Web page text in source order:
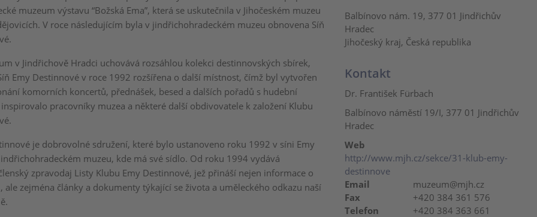
muzeum výstavu “Božská Ema”, která se uskutečnila v Jihočeském muzeu
V roce následujícím byla v jindřichohradeckém muzeu obnovena Síň
v Jindřichově Hradci uchovává rozsáhlou kolekci destinnovských sbírek,
Emy Destinnové v roce 1992 rozšířena o další místnost, čímž byl vytvořen
komorních koncertů, přednášek, besed a dalších pořadů s hudební
pracovníky muzea a některé další obdivovatele k založení Klubu
je dobrovolné sdružení, které bylo ustanoveno roku 1992 v síni Emy
muzeu, kde má své sídlo. Od roku 1994 vydává
zpravodaj Listy Klubu Emy Destinnové, jež přináší nejen informace o
ale zejména články a dokumenty týkající se života a uměleckého odkazu naší
Balbínovo nám. 19, 377 01 Jindřichův
Hradec
Jihočeský kraj, Česká republika
Kontakt
Dr. František Fürbach
Balbínovo náměstí 19/I, 377 01 Jindřichův
Hradec
Web
http://www.mjh.cz/sekce/31-klub-emy-
destinnove
Email
muzeum@mjh.cz
Fax
+420 384 361 576
Telefon
+420 384 363 661